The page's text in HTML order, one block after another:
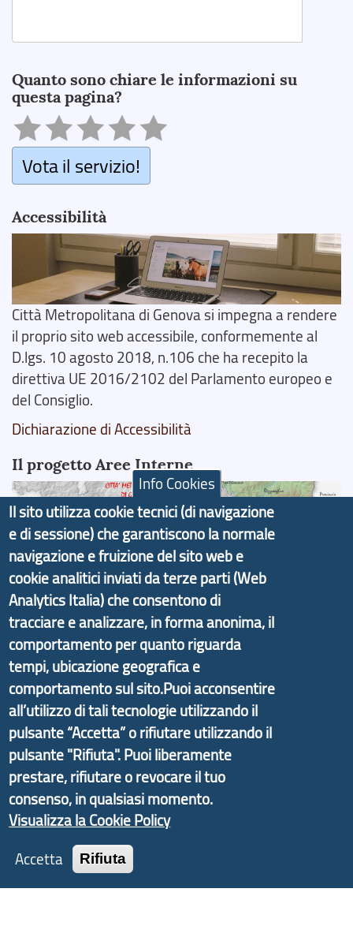
Quanto sono chiare le informazioni su
questa pagina?
Vota il servizio!
Accessibilità
Città Metropolitana di Genova si impegna a rendere
il proprio sito web accessibile, conformemente al
D.lgs. 10 agosto 2018, n.106 che ha recepito la
direttiva UE 2016/2102 del Parlamento europeo e
del Consiglio.
Dichiarazione di Accessibilità
Il progetto Aree Interne
Il portale di marketing territoriale e sviluppo locale
di Genova Città Metropolitana si è sviluppato a
partire dal progetto nazionale Aree Interne
promosso dal Dipartimento per lo Sviluppo
Economico e finalizzato al rilancio socio-economico
delle valli dell’entroterra. In particolare fornisce
informazioni ed aggiornamenti sullaStrategia
d'Area Antola-Tigullio, in collaborazione con Regione
Liguria ed ANCI Liguria.
Copyright © 2017 Città metropolitana di Genova |
Tecnologie e Accessibilità
Info Cookies
Il sito utilizza cookie tecnici (di navigazione
e di sessione) che garantiscono la normale
navigazione e fruizione del sito web e
cookie analitici inviati da terze parti (Web
Analytics Italia) che consentono di
tracciare e analizzare, in forma anonima, il
comportamento per quanto riguarda
tempi, ubicazione geografica e
comportamento sul sito.Puoi acconsentire
all’utilizzo di tali tecnologie utilizzando il
pulsante “Accetta” o rifiutare utilizzando il
pulsante "Rifiuta". Puoi liberamente
prestare, rifiutare o revocare il tuo
consenso, in qualsiasi momento.
Visualizza la Cookie Policy
Accetta
Rifiuta